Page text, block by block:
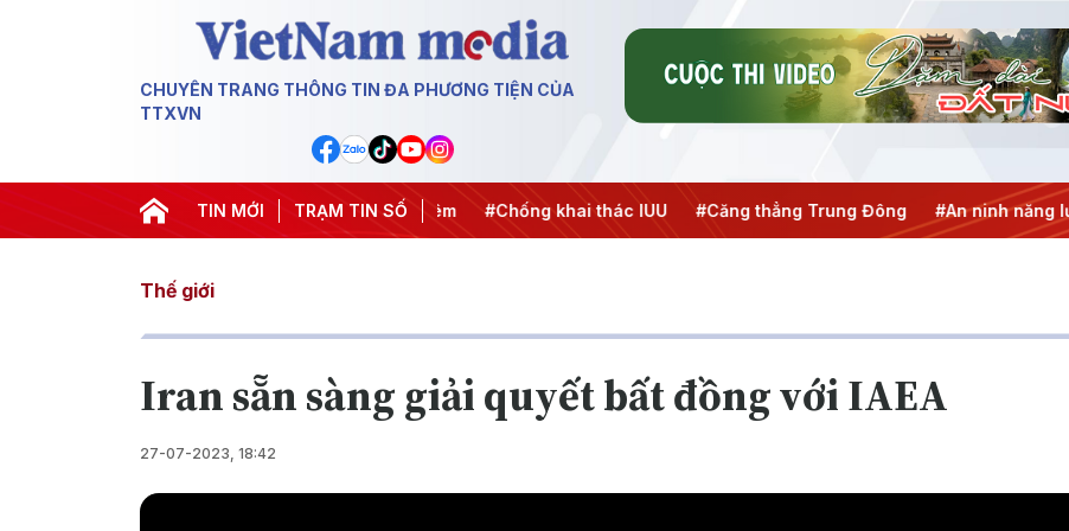
CHUYÊN TRANG THÔNG TIN ĐA PHƯƠNG TIỆN CỦA
TTXVN
TIN MỚI TRẠM TIN SỐ
thành hành động #Chiến dịch 500 ngày đêm #Chống khai thác IUU #Căng thẳng Trung Đông #An ninh năng lượng
Thế giới
Iran sẵn sàng giải quyết bất đồng với IAEA
27-07-2023, 18:42